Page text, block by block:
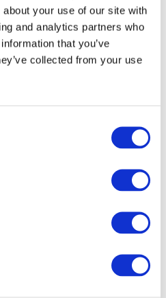
your use of our site with
and analytics partners who
that you’ve
collected from your use
Todos los